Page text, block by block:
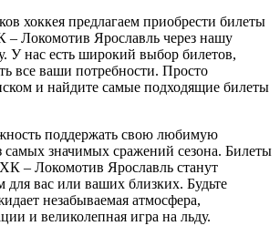
хоккея предлагаем приобрести билеты
– Локомотив Ярославль через нашу
У нас есть широкий выбор билетов,
все ваши потребности. Просто
и найдите самые подходящие билеты
поддержать свою любимую
самых значимых сражений сезона. Билеты
– Локомотив Ярославль станут
вас или ваших близких. Будьте
незабываемая атмосфера,
и великолепная игра на льду.